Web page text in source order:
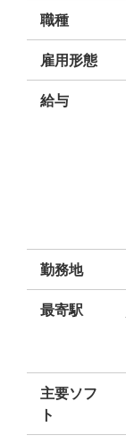
職種
雇用形態
給与
勤務地
最寄駅
主要ソフ
ト